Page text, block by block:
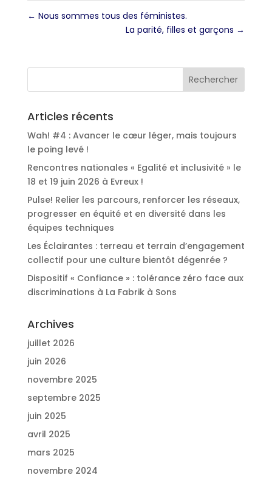
← Nous sommes tous des féministes.
La parité, filles et garçons →
Articles récents
Wah! #4 : Avancer le cœur léger, mais toujours
le poing levé !
Rencontres nationales « Egalité et inclusivité » le
18 et 19 juin 2026 à Evreux !
Pulse! Relier les parcours, renforcer les réseaux,
progresser en équité et en diversité dans les
équipes techniques
Les Éclairantes : terreau et terrain d’engagement
collectif pour une culture bientôt dégenrée ?
Dispositif « Confiance » : tolérance zéro face aux
discriminations à La Fabrik à Sons
Archives
juillet 2026
juin 2026
novembre 2025
septembre 2025
juin 2025
avril 2025
mars 2025
novembre 2024